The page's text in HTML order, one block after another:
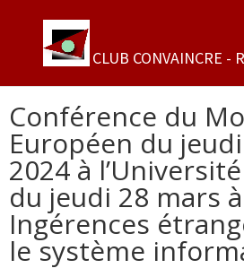
Conférence du
Européen du
2024 à
du jeudi 28 mars
Ingérences
le système